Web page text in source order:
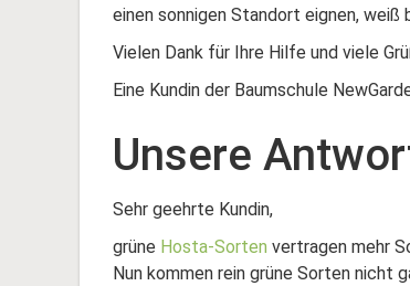
einen sonnigen Standort eignen, weiß
Vielen Dank für Ihre Hilfe und viele
Eine Kundin der Baumschule
Unsere
Sehr geehrte Kundin,
grüne Hosta-Sorten vertragen mehr
Nun kommen rein grüne Sorten nicht